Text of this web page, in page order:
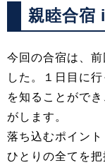
親睦合宿
今回の合宿は、
した。１日目に
を知ることがで
がします。
落ち込むポイン
ひとりの全てを